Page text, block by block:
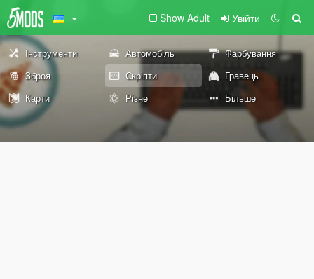
Show Adult Увійти
Інструменти Автомобіль
Фарбування
Зброя
Скріпти
Гравець
Карти
Різне Більше